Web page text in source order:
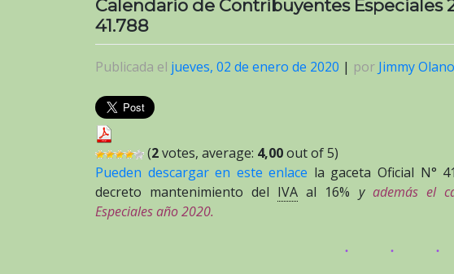
Calendario de Contribuyentes Especiales
41.788
Publicada el jueves, 02 de enero de 2020 | por Jimmy Olano
(2votes, average: 4,00out of 5)
Pueden descargar en este enlace la gaceta Oficial N°
decreto mantenimiento del IVA al 16% y además el
Especiales año 2020.